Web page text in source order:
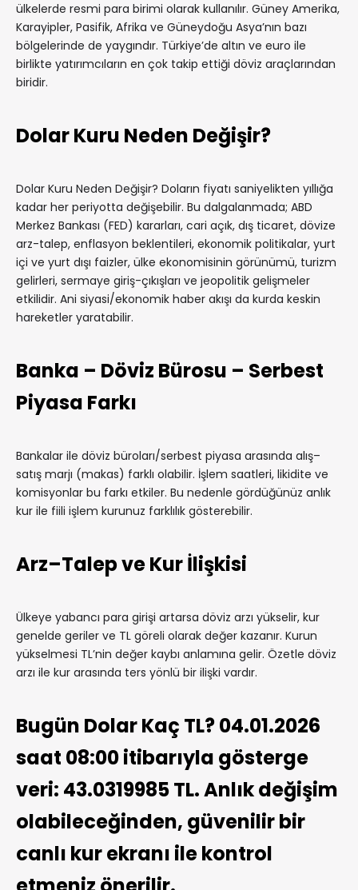
ülkelerde resmi para birimi olarak kullanılır. Güney Amerika,
Karayipler, Pasifik, Afrika ve Güneydoğu Asya’nın bazı
bölgelerinde de yaygındır. Türkiye’de altın ve euro ile
birlikte yatırımcıların en çok takip ettiği döviz araçlarından
biridir.
Dolar Kuru Neden Değişir?
Dolar Kuru Neden Değişir? Doların fiyatı saniyelikten yıllığa
kadar her periyotta değişebilir. Bu dalgalanmada; ABD
Merkez Bankası (FED) kararları, cari açık, dış ticaret, dövize
arz-talep, enflasyon beklentileri, ekonomik politikalar, yurt
içi ve yurt dışı faizler, ülke ekonomisinin görünümü, turizm
gelirleri, sermaye giriş-çıkışları ve jeopolitik gelişmeler
etkilidir. Ani siyasi/ekonomik haber akışı da kurda keskin
hareketler yaratabilir.
Banka – Döviz Bürosu – Serbest
Piyasa Farkı
Bankalar ile döviz büroları/serbest piyasa arasında alış–
satış marjı (makas) farklı olabilir. İşlem saatleri, likidite ve
komisyonlar bu farkı etkiler. Bu nedenle gördüğünüz anlık
kur ile fiili işlem kurunuz farklılık gösterebilir.
Arz–Talep ve Kur İlişkisi
Ülkeye yabancı para girişi artarsa döviz arzı yükselir, kur
genelde geriler ve TL göreli olarak değer kazanır. Kurun
yükselmesi TL’nin değer kaybı anlamına gelir. Özetle döviz
arzı ile kur arasında ters yönlü bir ilişki vardır.
Bugün Dolar Kaç TL? 04.01.2026
saat 08:00 itibarıyla gösterge
veri: 43.0319985 TL. Anlık değişim
olabileceğinden, güvenilir bir
canlı kur ekranı ile kontrol